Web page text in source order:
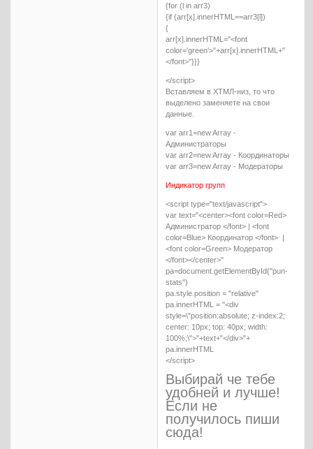
{for (l in arr3)
{if (arr[x].innerHTML==arr3[l])
{
arr[x].innerHTML="<font
color='green'>"+arr[x].innerHTML+"
</font>"}}}
</script>
Вставляем в ХТМЛ-низ, то что
выделено заменяете на свои
данные.
var arr1=new Array -
Администраторы
var arr2=new Array - Координаторы
var arr3=new Array - Модераторы
Индикатор групп
<script type="text/javascript">
var text="<center><font color=Red>
Администратор </font> | <font
color=Blue> Координатор </font> |
<font color=Green> Модератор
</font></center>"
pa=document.getElementById("pun-
stats")
pa.style.position = "relative"
pa.innerHTML = "<div
style=\"position:absolute; z-index:2;
center: 10px; top: 40px; width:
100%;\">"+text+"</div>"+
pa.innerHTML
</script>
Выбирай че тебе
удобней и лучше!
Если не
получилось пиши
сюда!